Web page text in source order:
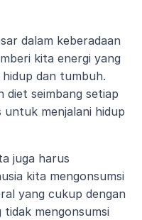
dalam keberadaan
kita energi yang
dan tumbuh.
diet seimbang setiap
menjalani hidup
juga harus
kita mengonsumsi
yang cukup dengan
tidak mengonsumsi